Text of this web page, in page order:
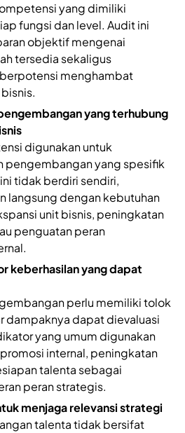
yang dimiliki
fungsi dan level. Audit ini
objektif mengenai
tersedia sekaligus
menghambat
yang terhubung
digunakan untuk
pengembangan yang spesifik
tidak berdiri sendiri,
langsung dengan kebutuhan
unit bisnis, peningkatan
penguatan peran
keberhasilan yang dapat
perlu memiliki tolok
dampaknya dapat dievaluasi
yang umum digunakan
internal, peningkatan
talenta sebagai
peran strategis.
menjaga relevansi strategi
talenta tidak bersifat